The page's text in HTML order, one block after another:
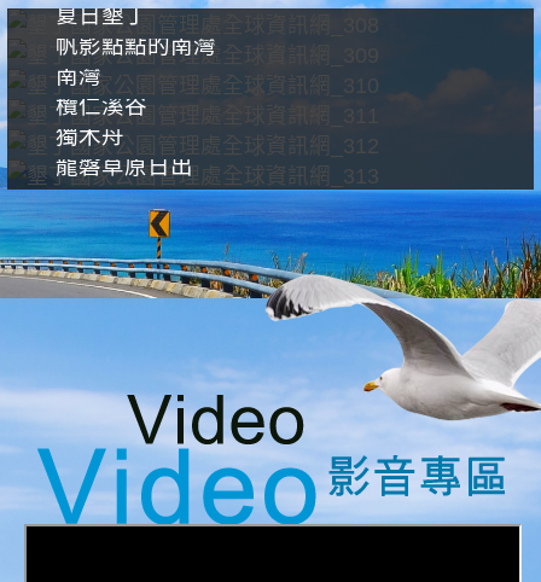
夏日墾丁
帆影點點的南灣
南灣
欖仁溪谷
獨木舟
龍磐草原日出